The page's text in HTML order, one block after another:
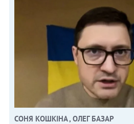
СОНЯ КОШКІНА , ОЛЕГ БАЗАР